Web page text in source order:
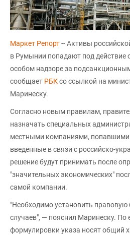
Маркет Репорт-- Активы
в Румынии попадают под действие
особом надзоре за
сообщает РБКсо ссылкой на
Маринеску.
Согласно новым правилам,
назначать специальных
местными компаниями, попавшими
введенные в связи с российско-
решение будут принимать после
"значительных экономических"
самой компании.
"Необходимо установить правовую
случаев", — пояснил Маринеску. По
формулировки указа носят общий